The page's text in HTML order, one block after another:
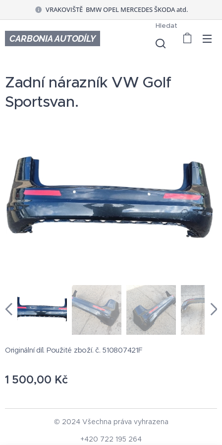
VRAKOVIŠTĚ BMW OPEL MERCEDES ŠKODA atd.
CARBONIA AUTODÍLY
Hledat
Zadní nárazník VW Golf
Sportsvan.
Originální díl. Použité zboží. č. 510807421F
1 500,00 Kč
© 2024 Všechna práva vyhrazena
+420 722 195 264